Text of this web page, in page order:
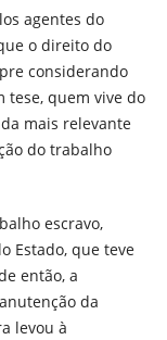
agentes do
o direito do
considerando
tese, quem vive do
mais relevante
do trabalho
escravo,
Estado, que teve
então, a
da
levou à